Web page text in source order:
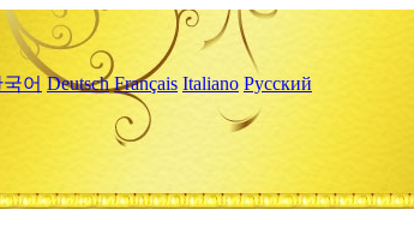
어 Deutsch Français Italiano Русский